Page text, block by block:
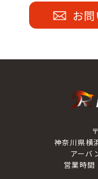
お
神奈川県横
アーバ
営業時